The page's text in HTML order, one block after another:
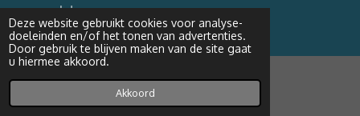
Deze website gebruikt cookies voor analyse-
doeleinden en/of het tonen van advertenties.
Door gebruik te blijven maken van de site gaat
u hiermee akkoord.
Akkoord
wereld
Powered byJouwWeb